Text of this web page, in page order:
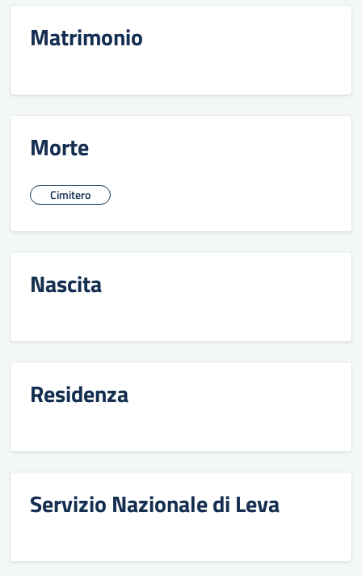
Matrimonio
Morte
Cimitero
Nascita
Residenza
Servizio Nazionale di Leva